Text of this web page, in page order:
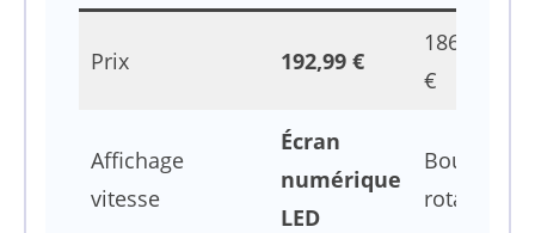
Prix 192,99 €
186,99
€
Affichage
vitesse
Écran
numérique
LED
Bouton
rotatif